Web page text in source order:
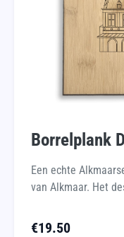
Borrelplank
Een echte
van Alkmaar. Het
€19.50